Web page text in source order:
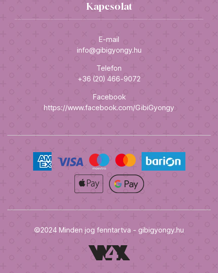
Kapcsolat
E-mail
info@gibigyongy.hu
Telefon
+36 (20) 466-9072
Facebook
https://www.facebook.com/GibiGyongy
©2024 Minden jog fenntartva - gibigyongy.hu